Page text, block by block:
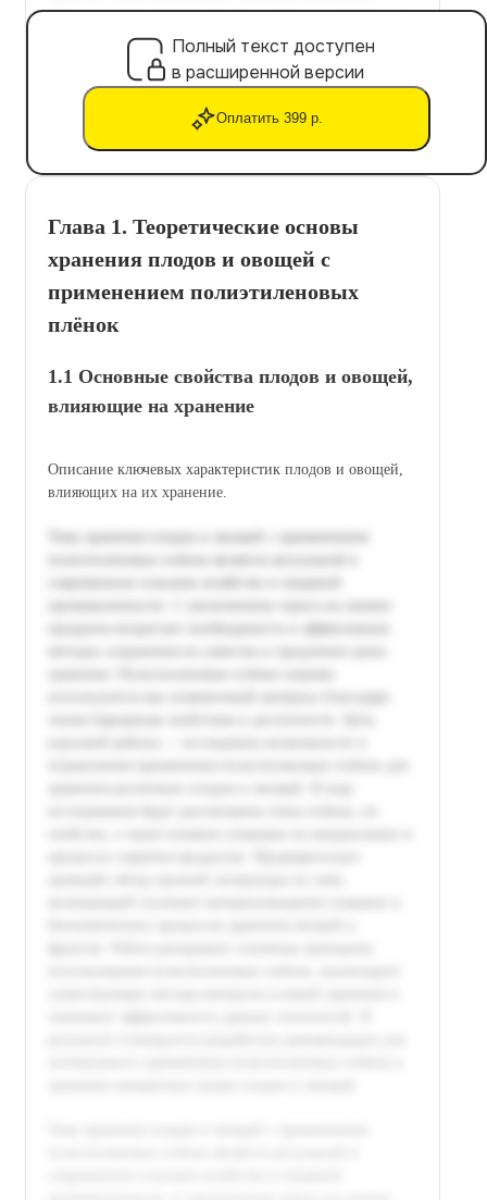
Полный текст доступен
в расширенной версии
Оплатить 399 р.
Глава 1. Теоретические основы
хранения плодов и овощей с
применением полиэтиленовых
плёнок
1.1 Основные свойства плодов и овощей,
влияющие на хранение
Описание ключевых характеристик плодов и овощей,
влияющих на их хранение.